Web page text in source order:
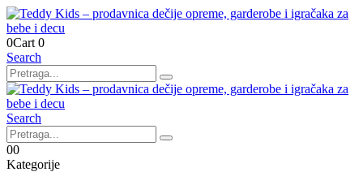
0Cart 0
Search
Search
00
Kategorije